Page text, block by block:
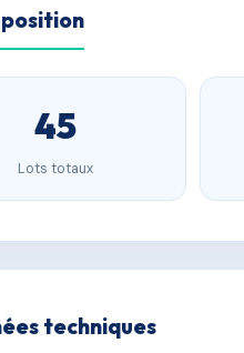
45
Lots totaux
techniques